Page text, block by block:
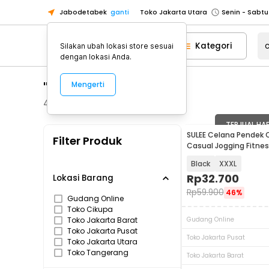
Jabodetabek ganti Toko Jakarta Utara
Toko Tangerang
Toko Cikupa
Pick n Go Jakarta Barat
Senin -
Senin -
Toko Jakarta Barat
Senin -
Toko Tangerang
Senin -
Senin - Jumat
Senin - Jumat
Kategori
"celana pendek"
40
Filter Produk
Lokasi Barang
Gudang Online
Toko Cikupa
Toko Jakarta Barat
Toko Jakarta Pusat
Toko Jakarta Utara
Toko Tangerang
TERJUAL
SULEE Celana Pendek
Casual Jogging
Black
XXXL
Rp32.700
Rp59.900 46%
Gudang Online
Toko Jakarta Pusat
Toko Jakarta Barat
Silakan ubah lokasi store sesuai
dengan lokasi Anda.
Mengerti